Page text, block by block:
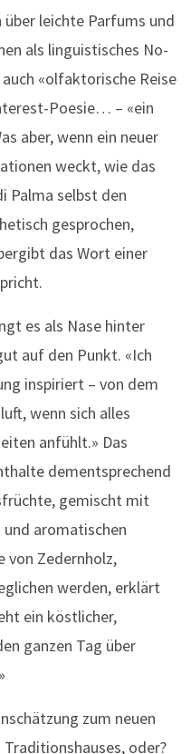
leichte Parfums und
als linguistisches No-
«olfaktorische Reise
Poesie… – «ein
aber, wenn ein neuer
weckt, wie das
Palma selbst den
gesprochen,
das Wort einer
es als Nase hinter
auf den Punkt. «Ich
inspiriert – von dem
wenn sich alles
anfühlt.» Das
dementsprechend
gemischt mit
aromatischen
von Zedernholz,
werden, erklärt
ein köstlicher,
ganzen Tag über
zum neuen
oder?